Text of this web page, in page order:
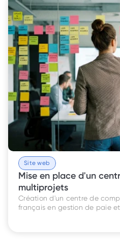
Site web
Mise en place d'un
multiprojets
Création d'un centre de
français en gestion de paie